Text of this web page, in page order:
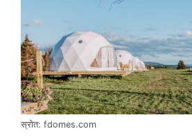
स्रोत: fdomes.com